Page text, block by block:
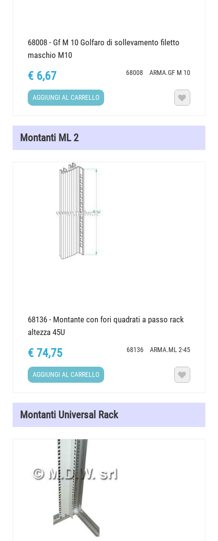
68008 - Gf M 10 Golfaro di sollevamento filetto
maschio M10
68008 ARMA.GF M 10
€ 6,67
AGGIUNGI AL CARRELLO 
Montanti ML 2
68136 - Montante con fori quadrati a passo rack
altezza 45U
68136 ARMA.ML 2-45
€ 74,75
AGGIUNGI AL CARRELLO 
Montanti Universal Rack